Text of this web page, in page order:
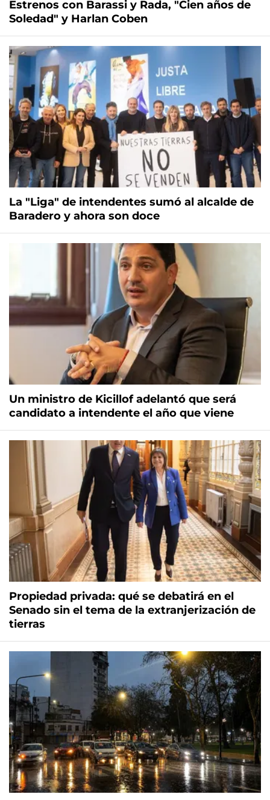
Estrenos con Barassi y Rada, "Cien años de
Soledad" y Harlan Coben
La "Liga" de intendentes sumó al alcalde de
Baradero y ahora son doce
Un ministro de Kicillof adelantó que será
candidato a intendente el año que viene
Propiedad privada: qué se debatirá en el
Senado sin el tema de la extranjerización de
tierras